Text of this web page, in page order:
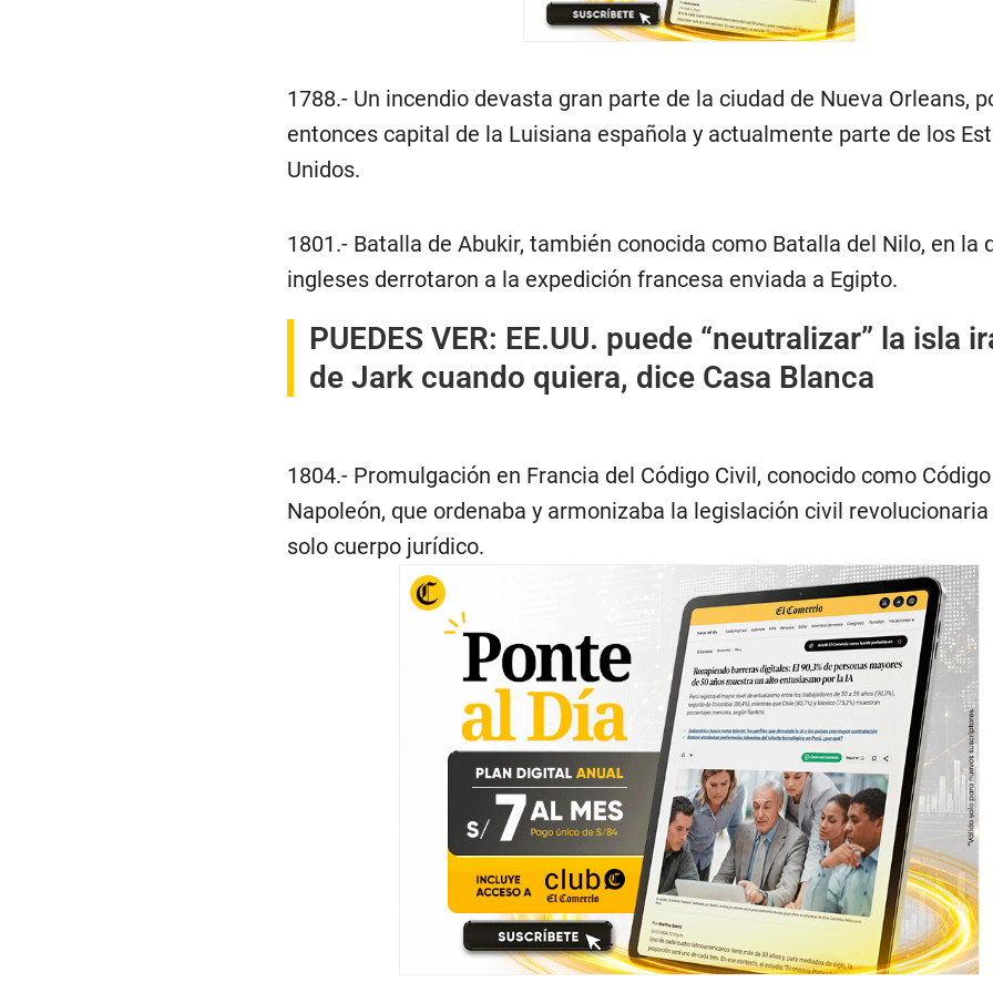
1788.- Un incendio devasta gran parte de la ciudad de Nueva Orleans,
entonces capital de la Luisiana española y actualmente parte de los
Unidos.
1801.- Batalla de Abukir, también conocida como Batalla del Nilo, en la
ingleses derrotaron a la expedición francesa enviada a Egipto.
PUEDES VER: EE.UU. puede “neutralizar” la isla
de Jark cuando quiera, dice Casa Blanca
1804.- Promulgación en Francia del Código Civil, conocido como Código
Napoleón, que ordenaba y armonizaba la legislación civil revolucionaria
solo cuerpo jurídico.